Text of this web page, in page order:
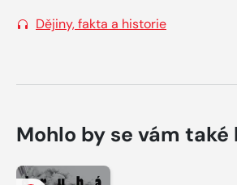
Dějiny, fakta a historie
Mohlo by se vám